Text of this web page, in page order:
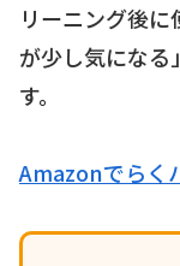
リーニング後
が少し気になる
す。
Amazonでらく